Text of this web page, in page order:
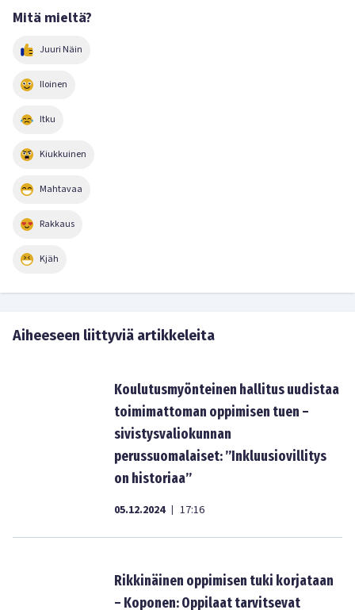
Mitä mieltä?
Juuri Näin
Iloinen
Itku
Kiukkuinen
Mahtavaa
Rakkaus
Kjäh
Aiheeseen liittyviä artikkeleita
Koulutusmyönteinen hallitus uudistaa
toimimattoman oppimisen tuen –
sivistysvaliokunnan
perussuomalaiset: ”Inkluusiovillitys
on historiaa”
05.12.2024 | 17:16
Rikkinäinen oppimisen tuki korjataan
– Koponen: Oppilaat tarvitsevat